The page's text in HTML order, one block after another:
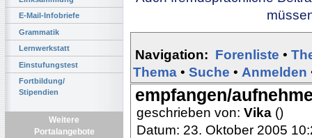
E-Mail-Infobriefe
Grammatik
Lernwerkstatt
Einstufungstest
Fortbildung/
Stipendien
Weitere
Portalangebote
Navigation: Forenliste •
Thema • Suche • Anmelden
empfangen/
geschrieben von: Vika ()
Datum: 23. Oktober 2005